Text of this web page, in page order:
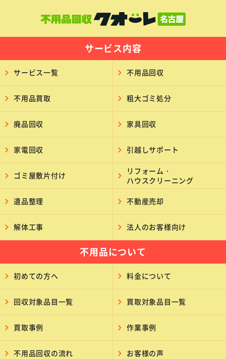
サービス内容
サービス一覧 不用品回収
不用品買取 粗大ゴミ処分
廃品回収 家具回収
家電回収 引越しサポート
ゴミ屋敷片付け
リフォーム・
ハウスクリーニング
遺品整理 不動産売却
解体工事 法人のお客様向け
不用品について
初めての方へ 料金について
回収対象品目一覧 買取対象品目一覧
買取事例 作業事例
不用品回収の流れ お客様の声